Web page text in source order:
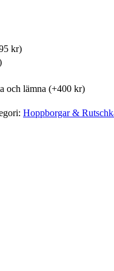
kr)
och lämna (+400 kr)
Hoppborgar &